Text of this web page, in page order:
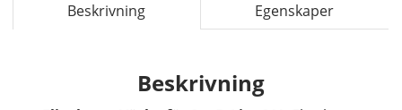
Beskrivning Egenskaper
Beskrivning